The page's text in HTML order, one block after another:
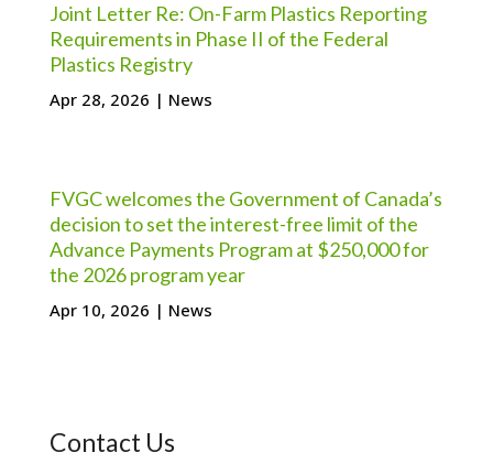
Joint Letter Re: On-Farm Plastics Reporting
Requirements in Phase II of the Federal
Plastics Registry
Apr 28, 2026 | News
FVGC welcomes the Government of Canada’s
decision to set the interest-free limit of the
Advance Payments Program at $250,000 for
the 2026 program year
Apr 10, 2026 | News
Contact Us